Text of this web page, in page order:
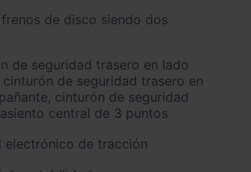
de seguridad trasero en
cinturón de seguridad
central de 3 puntos
electrónico de tracción